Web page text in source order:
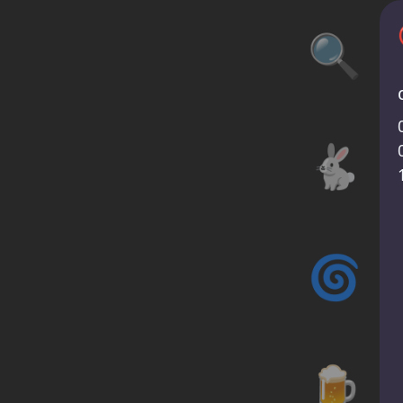
🔍
🐇
🌀
🍺